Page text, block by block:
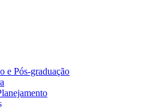
e Pós-graduação